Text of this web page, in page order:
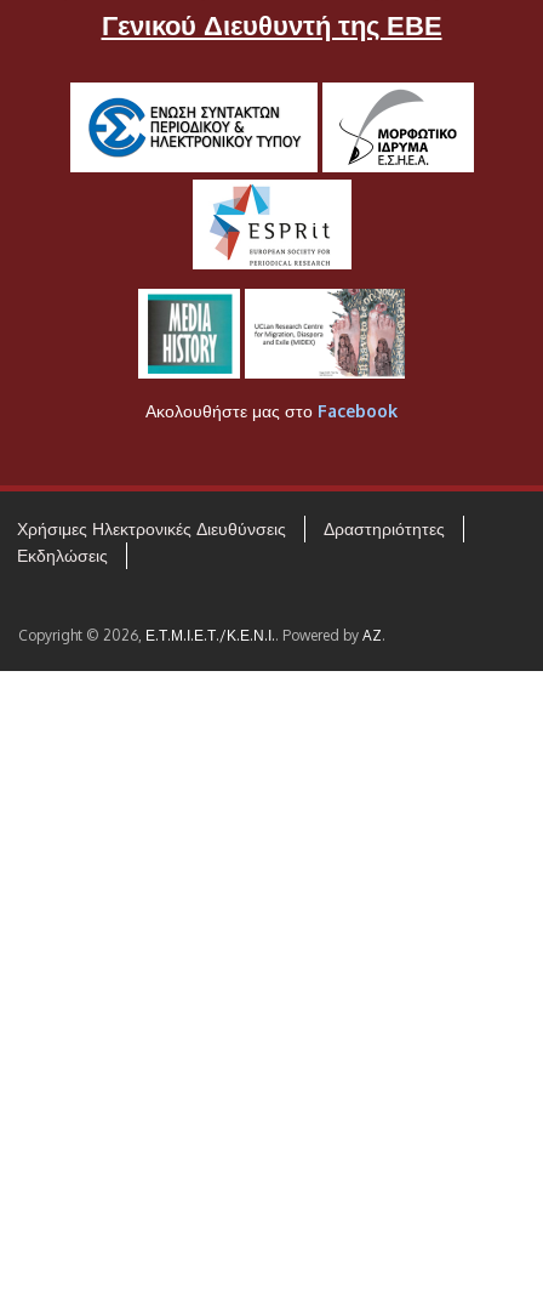
Γενικού Διευθυντή της ΕΒΕ
Ακολουθήστε μας στο Facebook
Χρήσιμες Ηλεκτρονικές Διευθύνσεις
Δραστηριότητες
Εκδηλώσεις
Copyright © 2026, Ε.Τ.Μ.Ι.Ε.Τ./Κ.Ε.Ν.Ι.. Powered by AZ.